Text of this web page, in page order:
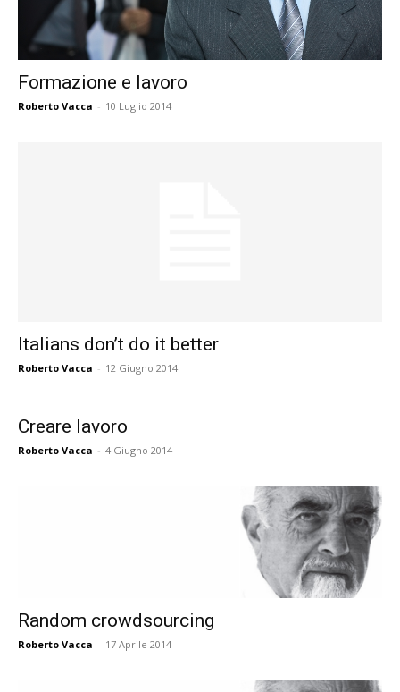
Formazione e lavoro
Roberto Vacca - 10 Luglio 2014
Italians don’t do it better
Roberto Vacca - 12 Giugno 2014
Creare lavoro
Roberto Vacca - 4 Giugno 2014
Random crowdsourcing
Roberto Vacca - 17 Aprile 2014